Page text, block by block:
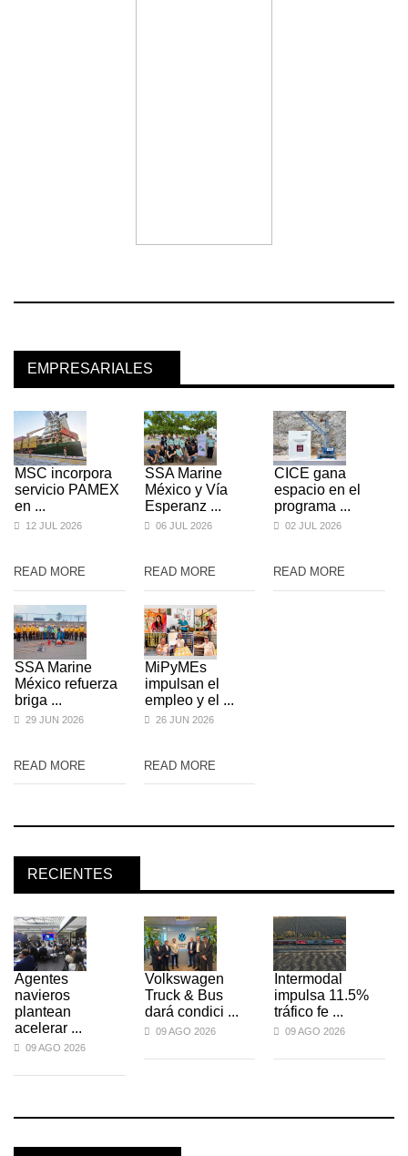
EMPRESARIALES
MSC incorpora
servicio PAMEX
en ...
12 JUL 2026
READ MORE
SSA Marine
México refuerza
briga ...
29 JUN 2026
READ MORE
SSA Marine
México y Vía
Esperanz ...
06 JUL 2026
READ MORE
MiPyMEs
impulsan el
empleo y el ...
26 JUN 2026
READ MORE
CICE gana
espacio en el
programa ...
02 JUL 2026
READ MORE
RECIENTES
Agentes
navieros
plantean
acelerar ...
09 AGO 2026
Volkswagen
Truck & Bus
dará condici ...
09 AGO 2026
Intermodal
impulsa 11.5%
tráfico fe ...
09 AGO 2026